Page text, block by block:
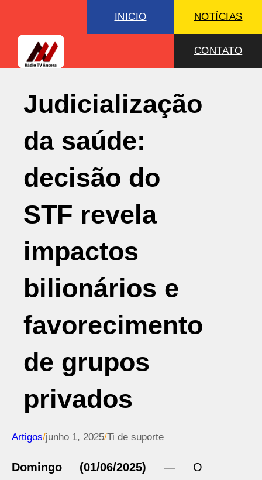
INICIO NOTÍCIAS
CONTATO
Judicialização
da saúde:
decisão do
STF revela
impactos
bilionários e
favorecimento
de grupos
privados
Artigos/junho 1, 2025/Ti de suporte
Domingo (01/06/2025) — O